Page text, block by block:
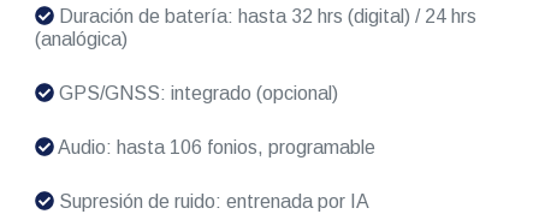
Duración de batería: hasta 32 hrs (digital) / 24 hrs
(analógica)
GPS/GNSS: integrado (opcional)
Audio: hasta 106 fonios, programable
Supresión de ruido: entrenada por IA